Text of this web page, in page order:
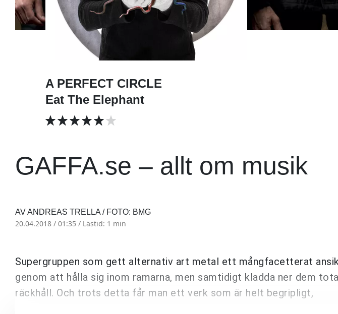
A PERFECT CIRCLE
Eat The Elephant
GAFFA.se – allt om musik
AV ANDREAS TRELLA / FOTO: BMG
20.04.2018 / 01:35 / Lästid: 1 min
Supergruppen som gett alternativ art metal ett mångfacetterat
genom att hålla sig inom ramarna, men samtidigt kladda ner dem
räckhåll. Och trots detta får man ett verk som är helt begripligt,